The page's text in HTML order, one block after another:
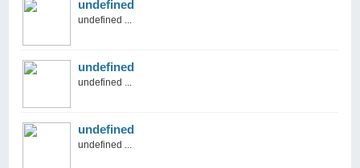
undefined
undefined ...
undefined
undefined ...
undefined
undefined ...